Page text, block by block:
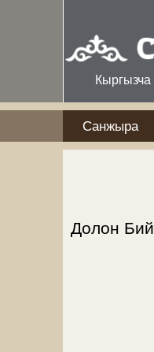
Кыргызча
Санжыра
Долон Бий